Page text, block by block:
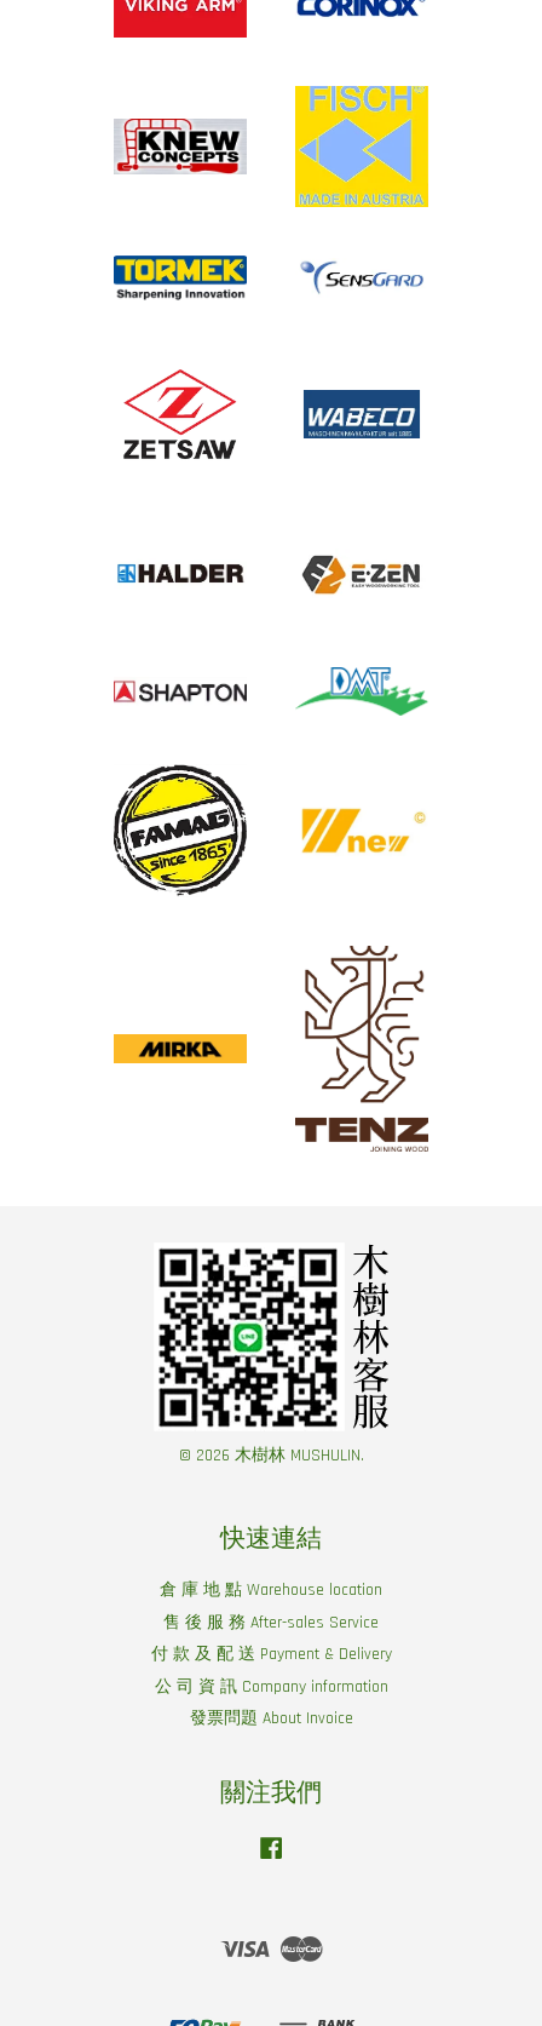
© 2026 木樹林 MUSHULIN.
快速連結
倉 庫 地 點 Warehouse location
售 後 服 務 After-sales Service
付 款 及 配 送 Payment & Delivery
公 司 資 訊 Company information
發票問題 About Invoice
關注我們
Visa Master